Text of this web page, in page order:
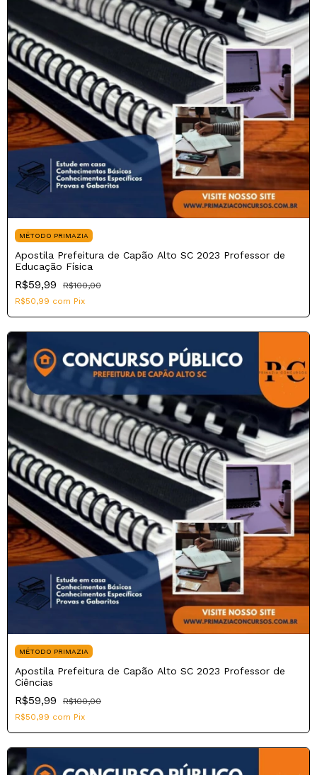
MÉTODO PRIMAZIA
Apostila Prefeitura de Capão Alto SC 2023 Professor de
Educação Física
R$59,99
R$100,00
R$50,99 com Pix
MÉTODO PRIMAZIA
Apostila Prefeitura de Capão Alto SC 2023 Professor de
Ciências
R$59,99
R$100,00
R$50,99 com Pix